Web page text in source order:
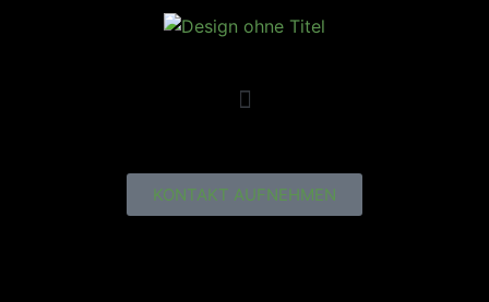
KONTAKT AUFNEHMEN